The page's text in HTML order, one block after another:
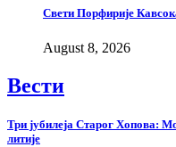
Свети Порфирије
August 8, 2026
Вести
Три јубилеја Старог Хопова:
литије